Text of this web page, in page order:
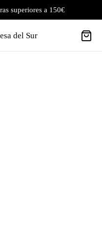
superiores a 150€